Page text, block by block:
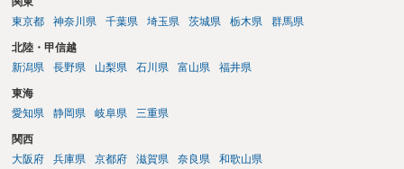
東京都
神奈川県 千葉県 埼玉県 茨城県 栃木県 群馬県
北陸・甲信越
新潟県
長野県 山梨県 石川県 富山県 福井県
東海
愛知県
静岡県 岐阜県 三重県
関西
大阪府
兵庫県 京都府 滋賀県 奈良県 和歌山県